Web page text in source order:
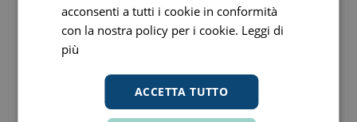
acconsenti a tutti i cookie in conformità
con la nostra policy per i cookie. Leggi di
più
ACCETTA TUTTO